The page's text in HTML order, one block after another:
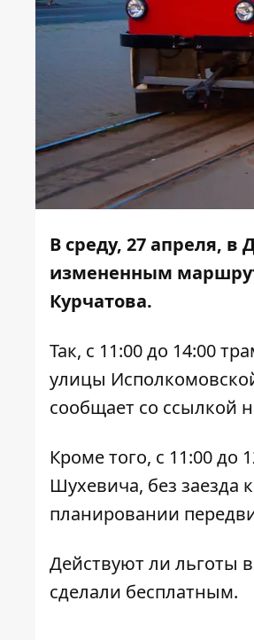
В среду, 27 апреля,
измененным
Курчатова.
Так, с 11:00 до 14:00
улицы
сообщает со ссылкой
Кроме того, с 11:00
Шухевича, без заезда
планировании
Действуют ли льготы
сделали бесплатным.